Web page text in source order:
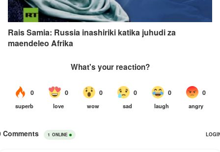
Rais Samia: Russia inashiriki katika juhudi za
maendeleo Afrika